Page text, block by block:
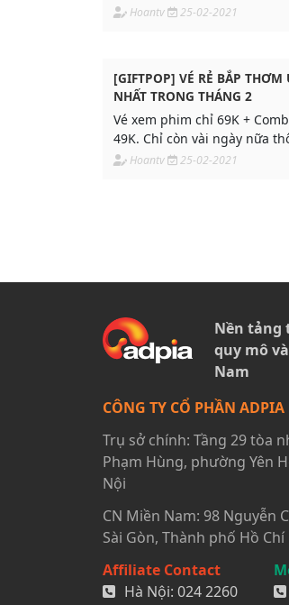
thức". Nhanh tay rinh về
Hoantv 25-02-2021
[GIFTPOP] VÉ RẺ BẮP
NHẤT TRONG THÁNG 2
Vé xem phim chỉ 69K +
49K. Chỉ còn vài ngày nữa
lẹ chân hốt ngay kẻo lỡ nha!!!!
Hoantv 25-02-2021
Nền tảng
quy mô
Nam
CÔNG TY CỔ PHẦN ADPIA
Trụ sở chính: Tầng 29 tòa
Phạm Hùng, phường Yên
Nội
CN Miền Nam: 98 Nguyễn
Sài Gòn, Thành phố Hồ
Affiliate Contact
Hà Nội: 024 2260